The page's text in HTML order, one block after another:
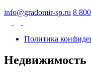
info@gradomir-sp.ru 8
Политика
Недвижимость